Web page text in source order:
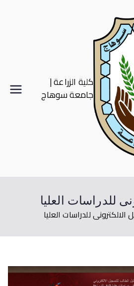
كلية الزراعة |
جامعة سوهاج
للدراسات العليا
الالكترونى للدراسات العليا